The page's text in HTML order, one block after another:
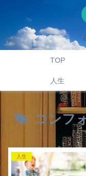
TOP
人生
コンフ
人生